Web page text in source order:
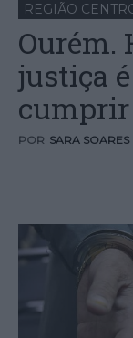
REGIÃO
Ourém.
justiça
cumprir
POR SARA SOARES